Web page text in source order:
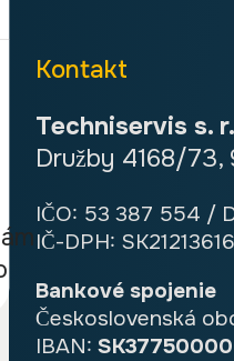
Kontakt
Techniservis s.
Družby 4168/73,
IČO: 53 387 554 /
IČ-DPH:
Bankové spojenie
Československá
IBAN: